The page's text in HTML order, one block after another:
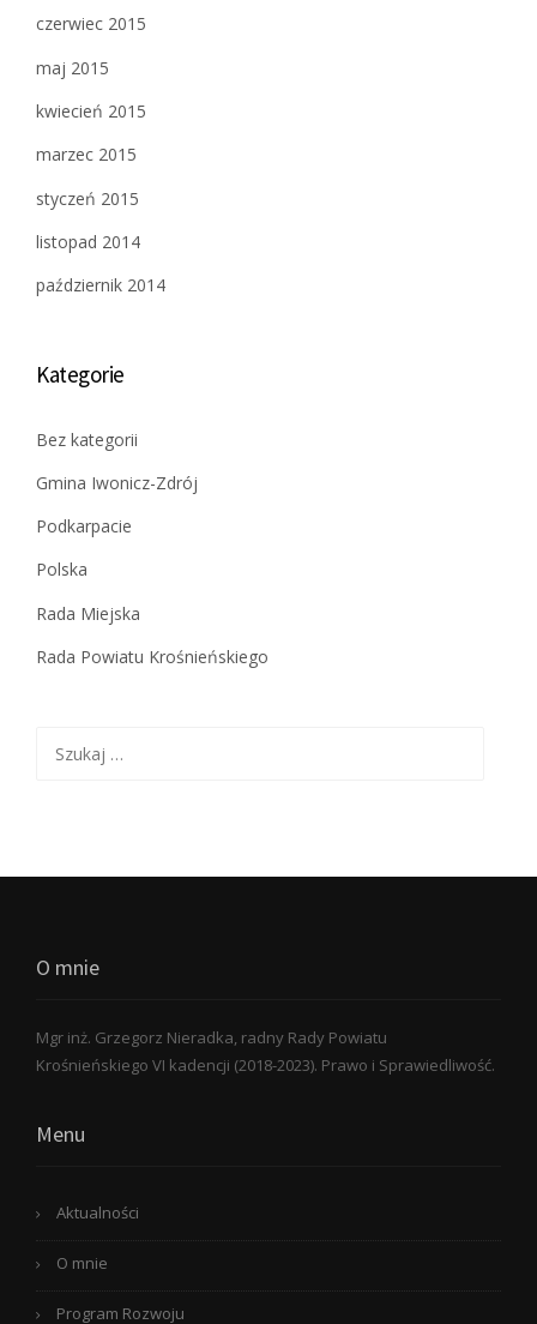
czerwiec 2015
maj 2015
kwiecień 2015
marzec 2015
styczeń 2015
listopad 2014
październik 2014
Kategorie
Bez kategorii
Gmina Iwonicz-Zdrój
Podkarpacie
Polska
Rada Miejska
Rada Powiatu Krośnieńskiego
O mnie
Mgr inż. Grzegorz Nieradka, radny Rady Powiatu
Krośnieńskiego VI kadencji (2018-2023). Prawo i Sprawiedliwość.
Menu
Aktualności
O mnie
Program Rozwoju